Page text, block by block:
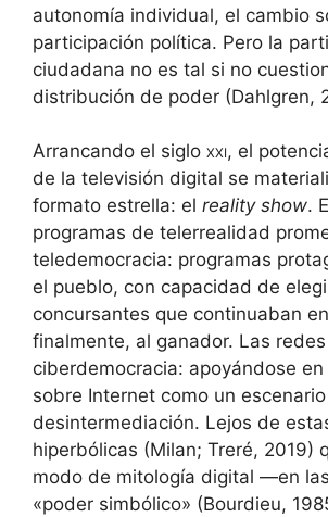
autonomía individual, el cambio
participación política. Pero la
ciudadana no es tal si no
distribución de poder (Dahlgren,
Arrancando el siglo xxi, el
de la televisión digital se
formato estrella: el reality show.
programas de telerrealidad
teledemocracia: programas
el pueblo, con capacidad de
concursantes que continuaban
finalmente, al ganador. Las
ciberdemocracia: apoyándose
sobre Internet como un
desintermediación. Lejos de
hiperbólicas (Milan; Treré, 2019)
modo de mitología digital —en
«poder simbólico» (Bourdieu,